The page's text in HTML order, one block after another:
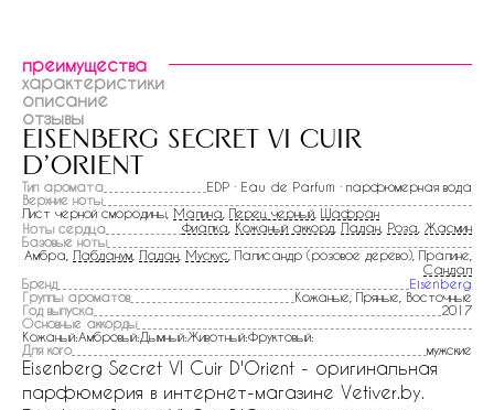
преимущества
характеристики
описание
отзывы
eisenberg secret vi cuir
d'orient
Тип аромата
EDP · Eau de Parfum · парфюмерная вода
Верхние ноты
Лист черной смородины, Малина Перец черный Шафран
Ноты сердца
Фиалка Кожаный аккорд Ладан Роза Жасмин
Базовые ноты
Амбра, Лабданум Ладан Мускус , Палисандр (розовое дерево), Пралине,
Сандал
Бренд
Eisenberg
Группы ароматов
Кожаные, Пряные, Восточные
Год выпуска
2017
Основные аккорды
Кожаный:Амбровый:Дымный:Животный:Фруктовый:
Для кого
мужские
Eisenberg Secret VI Cuir D'Orient - оригинальная
парфюмерия в интернет-магазине Vetiver.by.